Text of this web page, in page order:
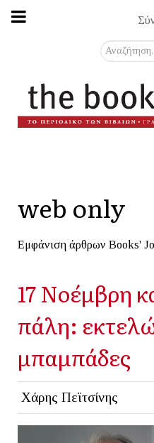
Αναζήτηση...
web only
Εμφάνιση άρθρων Books'
17 Νοέμβρη
πάλη:
μπαμπάδες
Χάρης Πεϊτσίνης